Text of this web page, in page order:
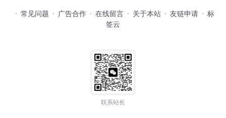
常见问题
广告合作 在线留言 关于本站 友链申请
标
签云
联系站长